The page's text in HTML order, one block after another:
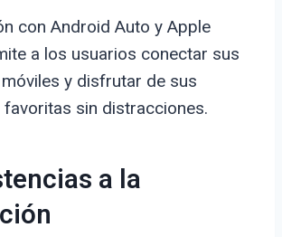
con Android Auto y Apple
a los usuarios conectar sus
y disfrutar de sus
favoritas sin distracciones.
a la